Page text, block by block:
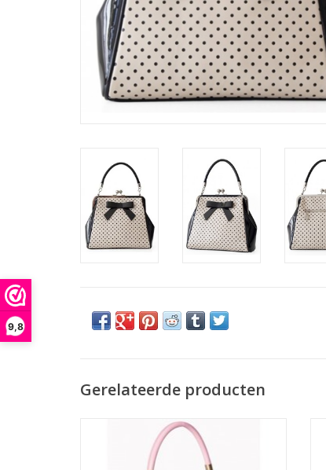
9,8
Gerelateerde producten
Een tas met strik is nooit saai. Vooral een
50s stijl roze laktas met een strik aan de
voorkant. Nostalgisch, elegant en chic!